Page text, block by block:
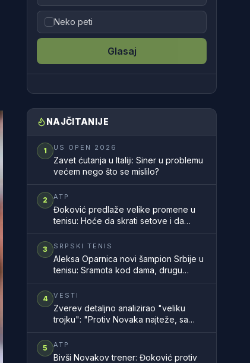
Neko peti
Glasaj
NAJČITANIJE
1 US OPEN 2026
Zavet ćutanja u Italiji: Siner u problemu
većem nego što se mislilo?
2 ATP
Đoković predlaže velike promene u
tenisu: Hoće da skrati setove i da
3 SRPSKI TENIS
Aleksa Oparnica novi šampion Srbije u
tenisu: Sramota kod dama, drugu
zemlje
4 VESTI
Zverev detaljno analizirao "veliku
trojku": "Protiv Novaka najteže, sa
5 ATP
Bivši Novakov trener: Đoković protiv